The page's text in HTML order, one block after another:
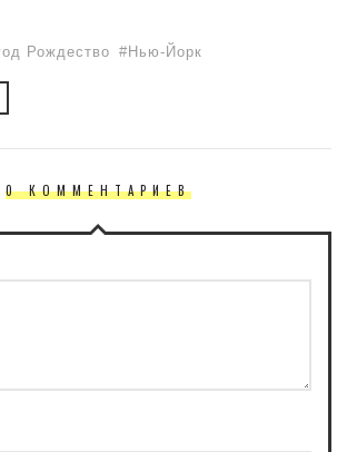
Рождество Нью-Йорк
0 КОММЕНТАРИЕВ